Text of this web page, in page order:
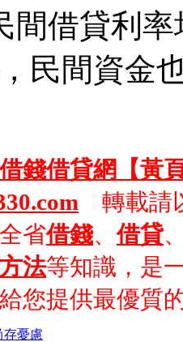
間借貸利
，民間資金
借錢借貸網【黃
轉載請
省借錢、借貸
法等知識，是
給您提供最優質
存憂慮